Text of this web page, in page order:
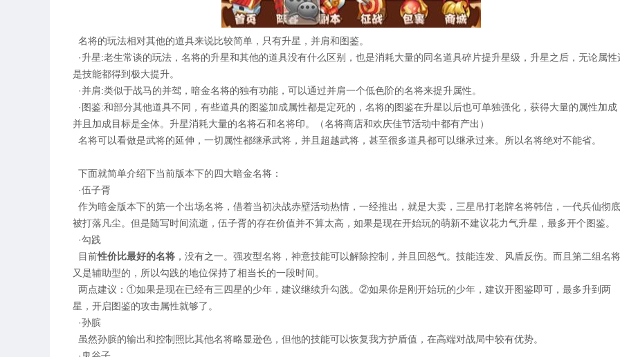
名将的玩法相对其他的道具来说比较简单，只有升星，并肩和图鉴。
·升星:老生常谈的玩法，名将的升星和其他的道具没有什么区别，也是消耗大量的同名道具碎片提升星级，升星之后，无论属性
是技能都得到极大提升。
·并肩:类似于战马的并驾，暗金名将的独有功能，可以通过并肩一个低色阶的名将来提升属性。
·图鉴:和部分其他道具不同，有些道具的图鉴加成属性都是定死的，名将的图鉴在升星以后也可单独强化，获得大量的属性加成
并且加成目标是全体。升星消耗大量的名将石和名将印。（名将商店和欢庆佳节活动中都有产出）
名将可以看做是武将的延伸，一切属性都继承武将，并且超越武将，甚至很多道具都可以继承过来。所以名将绝对不能省。
下面就简单介绍下当前版本下的四大暗金名将：
·伍子胥
作为暗金版本下的第一个出场名将，借着当初决战赤壁活动热情，一经推出，就是大卖，三星吊打老牌名将韩信，一代兵仙彻底
被打落凡尘。但是随写时间流逝，伍子胥的存在价值并不算太高，如果是现在开始玩的萌新不建议花力气升星，最多开个图鉴。
·勾践
目前性价比最好的名将 ，没有之一。强攻型名将，神意技能可以解除控制，并且回怒气。技能连发、风盾反伤。而且第二组名将
又是辅助型的，所以勾践的地位保持了相当长的一段时间。
两点建议：①如果是现在已经有三四星的少年，建议继续升勾践。②如果你是刚开始玩的少年，建议开图鉴即可，最多升到两
星，开启图鉴的攻击属性就够了。
·孙膑
虽然孙膑的输出和控制照比其他名将略显逊色，但他的技能可以恢复我方护盾值，在高端对战局中较有优势。